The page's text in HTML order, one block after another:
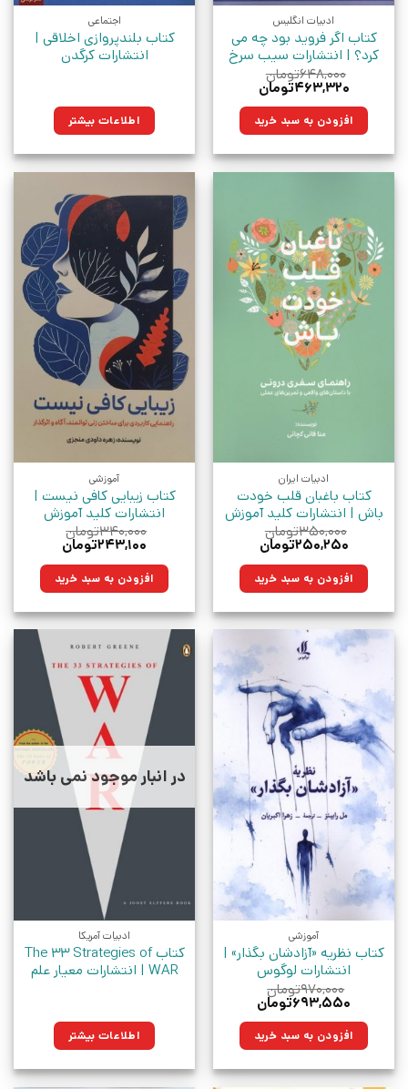
ادبیات انگلیس
کتاب اگر فروید بود چه می
کرد؟ | انتشارات سیب سرخ
۶۴۸,۰۰۰تومان
قیمت
۶۴۸,۰۰۰تومان
بود.
۴۶۳,۳۲۰تومان
۴۶۳,۳۲۰تومان.افزودن به سبد خرید
اجتماعی
کتاب بلندپروازی اخلاقی |
انتشارات کرگدن
اطلاعات بیشتر
ادبیات ایران
کتاب باغبان قلب خودت
باش | انتشارات کلید آموزش
۳۵۰,۰۰۰تومان
قیمت
۳۵۰,۰۰۰تومان
بود.
۲۵۰,۲۵۰تومان
۲۵۰,۲۵۰تومان.افزودن به سبد خرید
آموزشی
کتاب زیبایی کافی نیست |
انتشارات کلید آموزش
۳۴۰,۰۰۰تومان
قیمت
۳۴۰,۰۰۰تومان
بود.
۲۴۳,۱۰۰تومان
۲۴۳,۱۰۰تومان.افزودن به سبد خرید
آموزشی
کتاب نظریه «آزادشان بگذار» |
انتشارات لوگوس
۹۷۰,۰۰۰تومان
قیمت
۹۷۰,۰۰۰تومان
بود.
۶۹۳,۵۵۰تومان
۶۹۳,۵۵۰تومان. افزودن به سبد خرید
در انبار موجود نمی باشد
ادبیات آمریکا
کتاب The 33 Strategies of
WAR | انتشارات معیار علم
اطلاعات بیشتر